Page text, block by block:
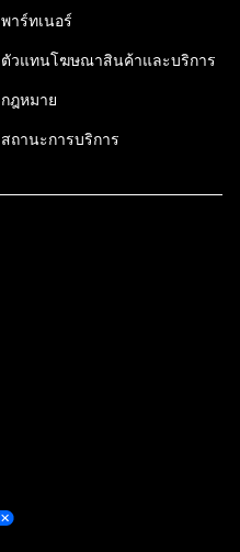
พาร์ทเนอร์
ตัวแทนโฆษณาสินค้าและบริการ
กฎหมาย
สถานะการบริการ